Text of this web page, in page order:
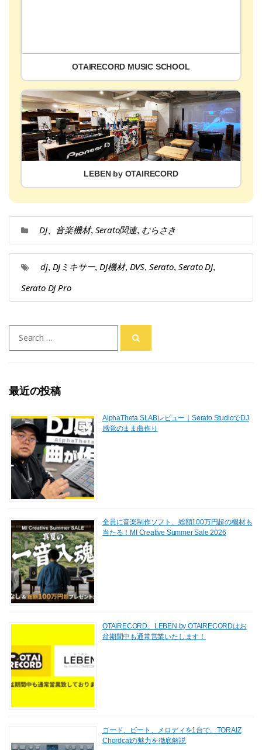
OTAIRECORD MUSIC SCHOOL
LEBEN by OTAIRECORD
DJ、音楽機材, Serato関連, むらさき
dj, DJミキサー, DJ機材, DVS,Serato, Serato DJ,
Serato DJ Pro
for:
最近の投稿
AlphaTheta SLABレビュー｜Serato StudioでDJ
感覚のまま曲作り
全員に音楽制作ソフト、総額100万円超の機材も
当たる！MI Creative Summer Sale 2026
OTAIRECORD、LEBEN by OTAIRECORDはお
盆期間中も通常営業いたします！
コード、ビート、メロディを1台で。TORAIZ
Chordcatの魅力を徹底解説